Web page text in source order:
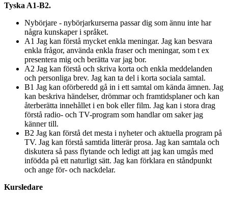
Tyska A1-B2.
Nybörjare - nybörjarkurserna passar dig som ännu inte har
några kunskaper i språket.
A1 Jag kan förstå mycket enkla meningar. Jag kan besvara
enkla frågor, använda enkla fraser och meningar, som t ex
presentera mig och berätta var jag bor.
A2 Jag kan förstå och skriva korta och enkla meddelanden
och personliga brev. Jag kan ta del i korta sociala samtal.
B1 Jag kan oförberedd gå in i ett samtal om kända ämnen. Jag
kan beskriva händelser, drömmar och framtidsplaner och kan
återberätta innehållet i en bok eller film. Jag kan i stora drag
förstå radio- och TV-program som handlar om saker jag
känner till.
B2 Jag kan förstå det mesta i nyheter och aktuella program på
TV. Jag kan förstå samtida litterär prosa. Jag kan samtala och
diskutera så pass flytande och ledigt att jag kan umgås med
infödda på ett naturligt sätt. Jag kan förklara en ståndpunkt
och ange för- och nackdelar.
Kursledare